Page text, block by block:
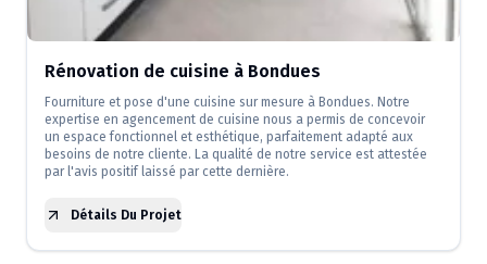
Rénovation de cuisine à Bondues
Fourniture et pose d'une cuisine sur mesure à Bondues. Notre
expertise en agencement de cuisine nous a permis de concevoir
un espace fonctionnel et esthétique, parfaitement adapté aux
besoins de notre cliente. La qualité de notre service est attestée
par l'avis positif laissé par cette dernière.
Détails Du Projet